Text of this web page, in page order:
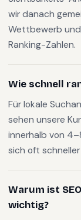
wir danach
Wettbewerb
Ranking-Zahlen.
Wie schnell
Für lokale
sehen unsere
innerhalb von
sich oft
Warum ist
wichtig?